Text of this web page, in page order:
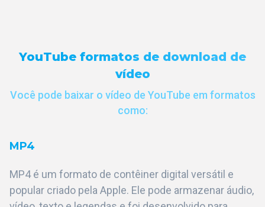
YouTube formatos de download de
vídeo
Você pode baixar o vídeo de YouTube em formatos
como:
MP4
MP4 é um formato de contêiner digital versátil e
popular criado pela Apple. Ele pode armazenar áudio,